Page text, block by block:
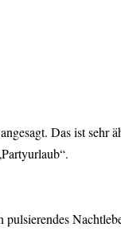
Das ist